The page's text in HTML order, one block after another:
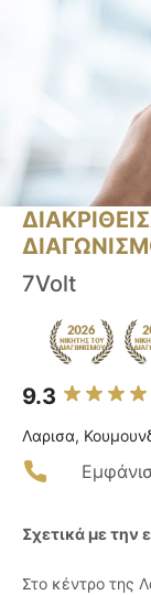
7Volt
9.3
Λαρισα,
Σχετικά με την
Στο κέντρο της